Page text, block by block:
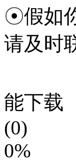
☉假如
请及时
能下载
(0)
0%